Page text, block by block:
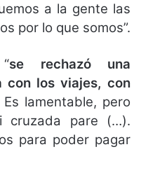
a la gente las
por lo que somos”.
se rechazó una
con los viajes, con
Es lamentable, pero
cruzada pare (…).
para poder pagar